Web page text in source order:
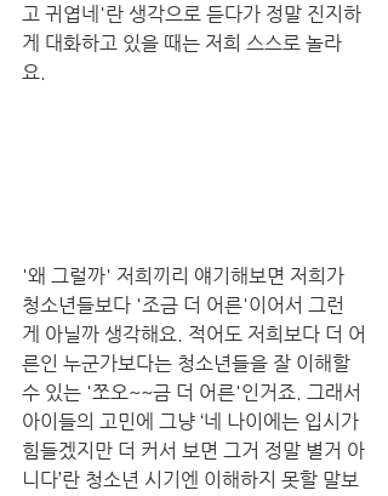
고 귀엽네'란 생각으로 듣다가 정말 진지하
게 대화하고 있을 때는 저희 스스로 놀라
요.
'왜 그럴까' 저희끼리 얘기해보면 저희가
청소년들보다 '조금 더 어른'이어서 그런
게 아닐까 생각해요. 적어도 저희보다 더 어
른인 누군가보다는 청소년들을 잘 이해할
수 있는 '쪼오~~금 더 어른'인거죠. 그래서
아이들의 고민에 그냥 ‘네 나이에는 입시가
힘들겠지만 더 커서 보면 그거 정말 별거 아
니다’란 청소년 시기엔 이해하지 못할 말보